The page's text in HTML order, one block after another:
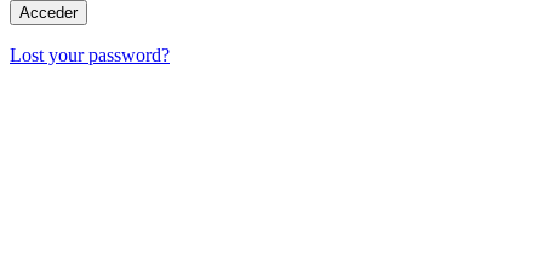
Lost your password?